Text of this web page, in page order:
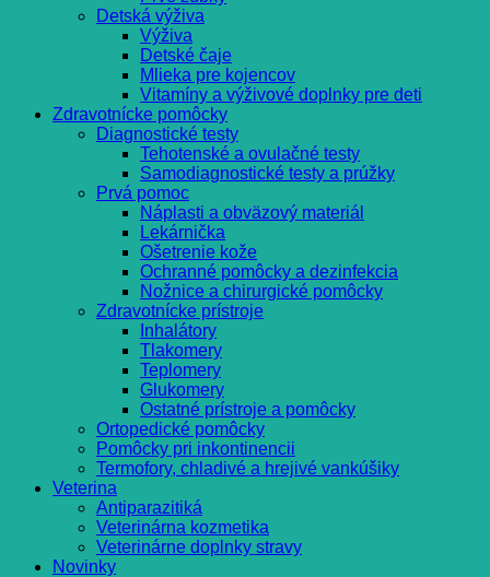
Detská výživa
Výživa
Detské čaje
Mlieka pre kojencov
Vitamíny a výživové doplnky pre deti
Zdravotnícke pomôcky
Diagnostické testy
Tehotenské a ovulačné testy
Samodiagnostické testy a prúžky
Prvá pomoc
Náplasti a obväzový materiál
Lekárnička
Ošetrenie kože
Ochranné pomôcky a dezinfekcia
Nožnice a chirurgické pomôcky
Zdravotnícke prístroje
Inhalátory
Tlakomery
Teplomery
Glukomery
Ostatné prístroje a pomôcky
Ortopedické pomôcky
Pomôcky pri inkontinencii
Termofory, chladivé a hrejivé vankúšiky
Veterina
Antiparazitiká
Veterinárna kozmetika
Veterinárne doplnky stravy
Novinky